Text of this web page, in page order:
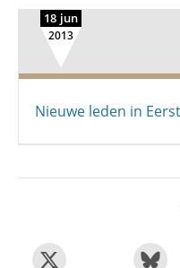
18 jun
2013
Nieuwe leden in